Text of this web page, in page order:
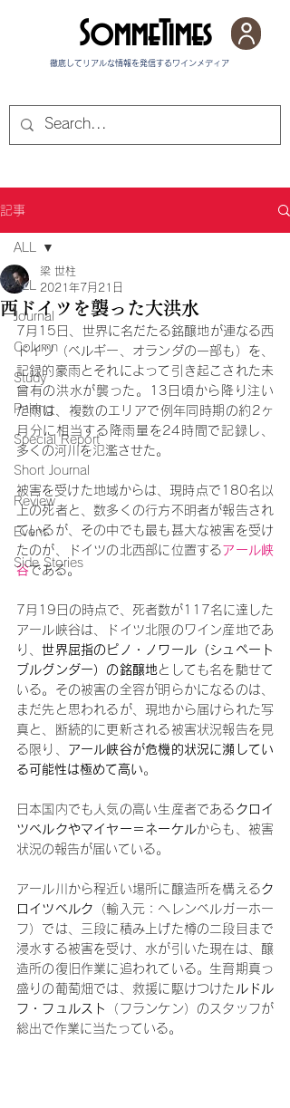
徹底してリアルな情報を発信する​ワインメディア
SommeTimes
記事
ALL
Journal
Column
Study
Pairing
Special Report
Short Journal
Review
Event
Side Stories
ALL
西ドイツを襲った大洪水
梁 世柱
2021年7月21日
7月15日、世界に名だたる銘醸地が連なる西
ドイツ（ベルギー、オランダの一部も）を、
記録的豪雨とそれによって引き起こされた未
曾有の洪水が襲った。13日頃から降り注い
だ雨は、複数のエリアで例年同時期の約2ヶ
月分に相当する降雨量を24時間で記録し、
多くの河川を氾濫させた。
被害を受けた地域からは、現時点で180名以
上の死者と、数多くの行方不明者が報告され
ているが、その中でも最も甚大な被害を受け
たのが、ドイツの北西部に位置するアール峡
谷である。
7月19日の時点で、死者数が117名に達した
アール峡谷は、ドイツ北限のワイン産地であ
り、世界屈指のピノ・ノワール（シュペート
ブルグンダー）の銘醸地としても名を馳せて
いる。その被害の全容が明らかになるのは、
まだ先と思われるが、現地から届けられた写
真と、断続的に更新される被害状況報告を見
る限り、 アール峡谷が危機的状況に瀕してい
る可能性は極めて高い。
日本国内でも人気の高い生産者である クロイ
ツベルクやマイヤー＝ネーケルからも、被害
状況の報告が届いている。
アール川から程近い場所に醸造所を構えるク
ロイツベルク （輸入元：ヘレンベルガーホー
フ）では、三段に積み上げた樽の二段目まで
浸水する被害を受け、水が引いた現在は、醸
造所の復旧作業に追われている。生育期真っ
盛りの葡萄畑では、救援に駆けつけた ルドル
フ・フュルスト
（フランケン）のスタッフが
総出で作業に当たっている。